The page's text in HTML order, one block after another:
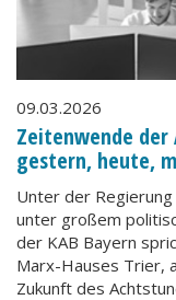
09.03.2026
Zeitenwende
gestern, heute,
Unter der
unter großem
der KAB Bayern
Marx-Hauses Trier,
Zukunft des